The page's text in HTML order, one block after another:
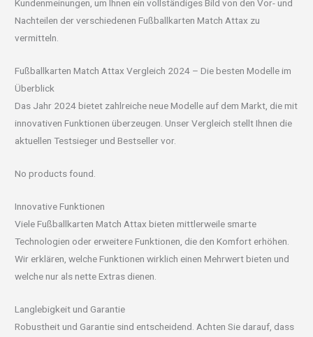
Kundenmeinungen, um Ihnen ein vollständiges Bild von den Vor- und
Nachteilen der verschiedenen Fußballkarten Match Attax zu
vermitteln.
Fußballkarten Match Attax Vergleich 2024 – Die besten Modelle im
Überblick
Das Jahr 2024 bietet zahlreiche neue Modelle auf dem Markt, die mit
innovativen Funktionen überzeugen. Unser Vergleich stellt Ihnen die
aktuellen Testsieger und Bestseller vor.
No products found.
Innovative Funktionen
Viele Fußballkarten Match Attax bieten mittlerweile smarte
Technologien oder erweitere Funktionen, die den Komfort erhöhen.
Wir erklären, welche Funktionen wirklich einen Mehrwert bieten und
welche nur als nette Extras dienen.
Langlebigkeit und Garantie
Robustheit und Garantie sind entscheidend. Achten Sie darauf, dass